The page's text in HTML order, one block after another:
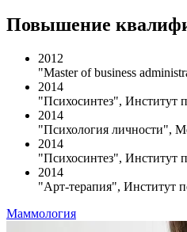
Повышение
2012
"Master of business
2014
"Психосинтез", Институт
2014
"Психология личности",
2014
"Психосинтез", Институт
2014
"Арт-терапия", Институт
Маммология